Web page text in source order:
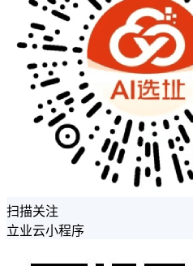
扫描关注
立业云小程序